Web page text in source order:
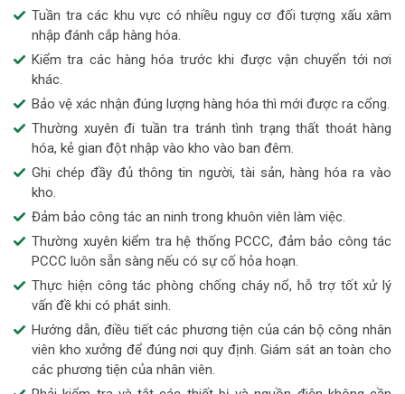
Tuần tra các khu vực có nhiều nguy cơ đối tượng xấu xâm
nhập đánh cắp hàng hóa.
Kiểm tra các hàng hóa trước khi được vận chuyển tới nơi
khác.
Bảo vệ xác nhận đúng lượng hàng hóa thì mới được ra cổng.
Thường xuyên đi tuần tra tránh tình trạng thất thoát hàng
hóa, kẻ gian đột nhập vào kho vào ban đêm.
Ghi chép đầy đủ thông tin người, tài sản, hàng hóa ra vào
kho.
Đảm bảo công tác an ninh trong khuôn viên làm việc.
Thường xuyên kiểm tra hệ thống PCCC, đảm bảo công tác
PCCC luôn sẵn sàng nếu có sự cố hỏa hoạn.
Thực hiện công tác phòng chống cháy nổ, hỗ trợ tốt xử lý
vấn đề khi có phát sinh.
Hướng dẫn, điều tiết các phương tiện của cán bộ công nhân
viên kho xưởng để đúng nơi quy định. Giám sát an toàn cho
các phương tiện của nhân viên.